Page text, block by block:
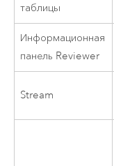
таблицы
Информационная
панель Reviewer
Stream